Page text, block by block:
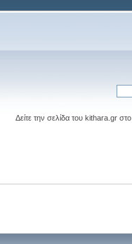
Δείτε την σελίδα του kithara.gr στο